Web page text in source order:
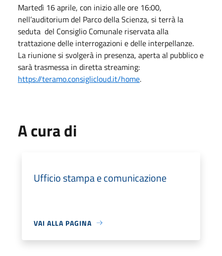
Martedì 16 aprile, con inizio alle ore 16:00,
nell’auditorium del Parco della Scienza, si terrà la
seduta del Consiglio Comunale riservata alla
trattazione delle interrogazioni e delle interpellanze.
La riunione si svolgerà in presenza, aperta al pubblico e
sarà trasmessa in diretta streaming:
https://teramo.consiglicloud.it/home.
A cura di
Ufficio stampa e comunicazione
VAI ALLA PAGINA